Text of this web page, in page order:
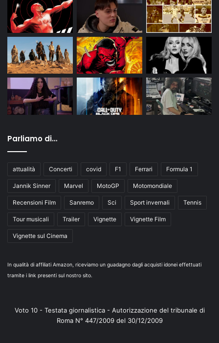
Parliamo di…
attualità Concerti covid F1 Ferrari Formula 1
Jannik Sinner Marvel MotoGP Motomondiale
Recensioni Film Sanremo Sci Sport invernali Tennis
Tour musicali Trailer Vignette Vignette Film
Vignette sul Cinema
In qualità di affiliati Amazon, riceviamo un guadagno dagli acquisti idonei effettuati
tramite i link presenti sul nostro sito.
Voto 10 - Testata giornalistica - Autorizzazione del tribunale di
Roma N° 447/2009 del 30/12/2009